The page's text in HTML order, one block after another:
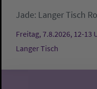
Jade: Langer Tisch
Freitag, 7.8.2026, 12-13
Langer Tisch